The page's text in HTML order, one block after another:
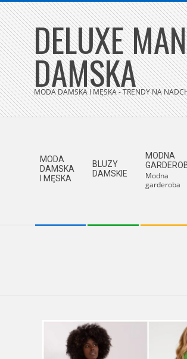
Skip
to
content DELUXE
DAMSKA
MODA DAMSKA I MĘSKA - TRENDY NA
MODA
DAMSKA
I MĘSKA
BLUZY
DAMSKIE
MODNA
Modna
garderoba